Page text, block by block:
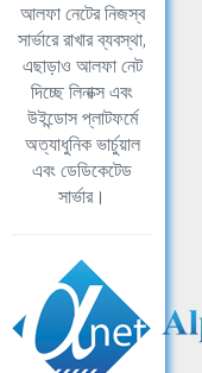
আলফা নেটের নিজস্ব
সার্ভারে রাখার ব্যবস্থা,
এছাড়াও আলফা নেট
দিচ্ছে লিনাক্স এবং
উইন্ডোস প্লাটফর্মে
অত্যাধুনিক ভার্চুয়াল
এবং ডেডিকেটেড
সার্ভার।